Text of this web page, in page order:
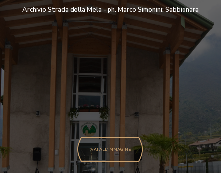
Archivio Strada della Mela - ph. Marco Simonini: Sabbionara
VAI ALL'IMMAGINE